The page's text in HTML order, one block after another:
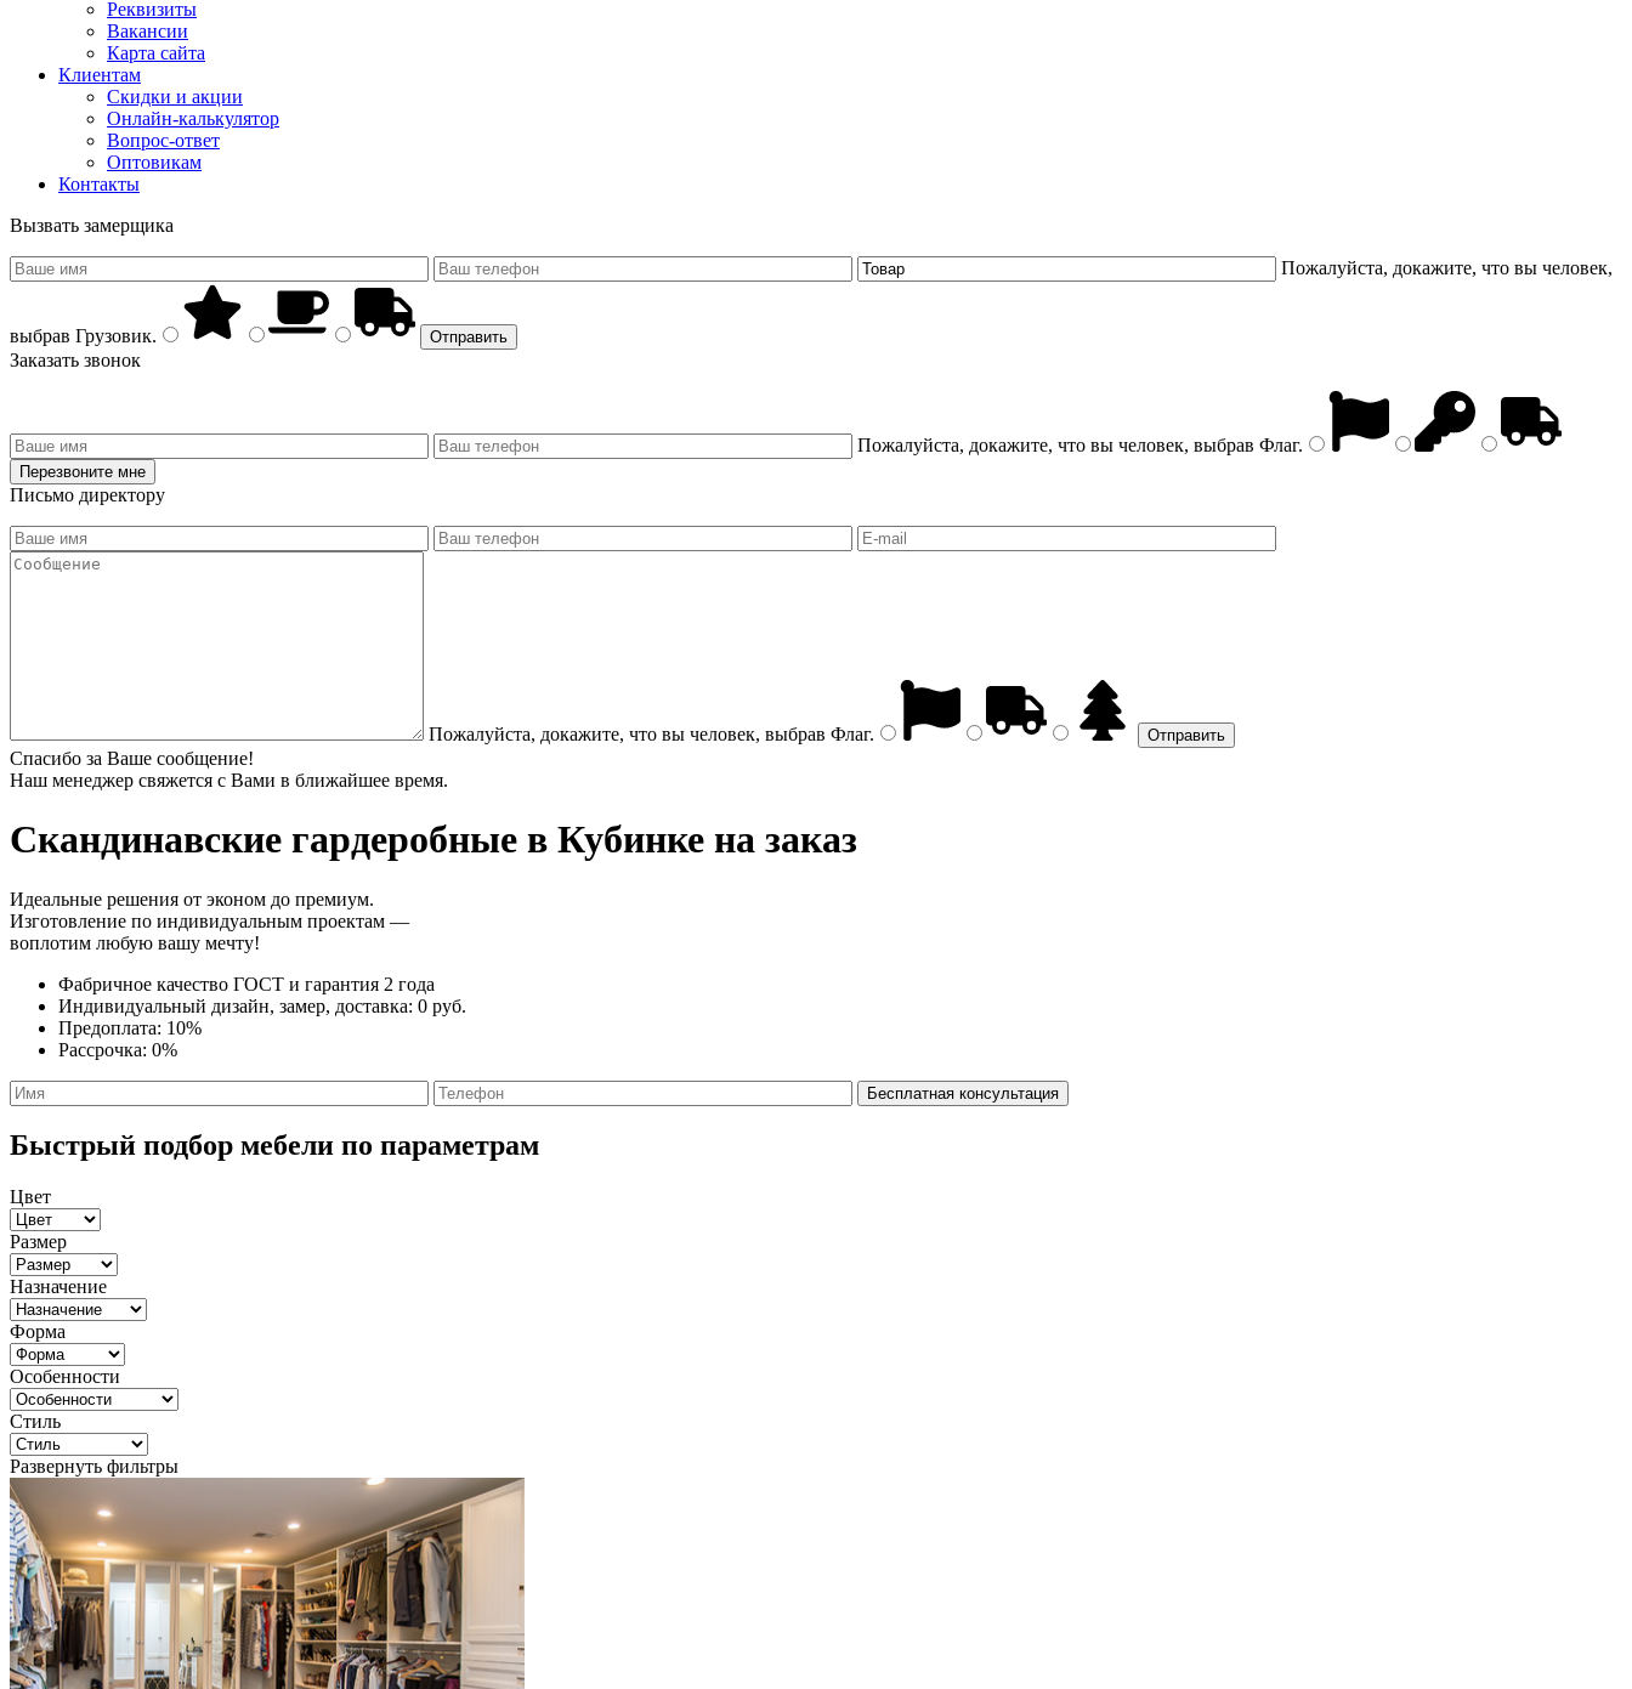
Реквизиты
Вакансии
Карта сайта
Клиентам
Скидки и акции
Онлайн-калькулятор
Вопрос-ответ
Оптовикам
Контакты
Вызвать замерщика
Пожалуйста, докажите, что вы человек,
выбрав Грузовик.
Заказать звонок
Пожалуйста, докажите, что вы человек, выбрав Флаг.
Письмо директору
Пожалуйста, докажите, что вы человек, выбрав Флаг.
Спасибо за Ваше сообщение!
Наш менеджер свяжется с Вами в ближайшее время.
Скандинавские гардеробные в Кубинке на заказ
Идеальные решения от эконом до премиум.
Изготовление по индивидуальным проектам —
воплотим любую вашу мечту!
Фабричное качество ГОСТ и гарантия 2 года
Индивидуальный дизайн, замер, доставка: 0 руб.
Предоплата: 10%
Рассрочка: 0%
Быстрый подбор мебели по параметрам
Цвет
Размер
Назначение
Форма
Особенности
Стиль
Развернуть фильтры